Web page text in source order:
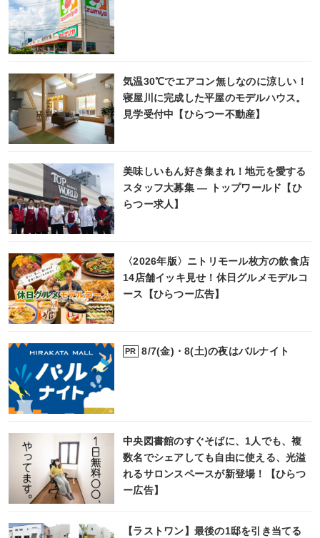
気温30℃でエアコン無しなのに涼しい！
寝屋川に完成した平屋のモデルハウス。
見学受付中【ひらつー不動産】
美味しいもん好き集まれ！地元を愛する
スタッフ大募集 ― トップワールド【ひ
らつー求人】
〈2026年版〉ニトリモール枚方の飲食店
14店舗イッキ見せ！休日グルメモデルコ
ース【ひらつー広告】
PR 8/7(金)・8(土)の夜はバルナイト
中央図書館のすぐそばに、1人でも、複
数名でシェアしても自由に使える、光溢
れるサロンスペースが新登場！【ひらつ
ー広告】
【ラストワン】最後の1邸を引き当てる